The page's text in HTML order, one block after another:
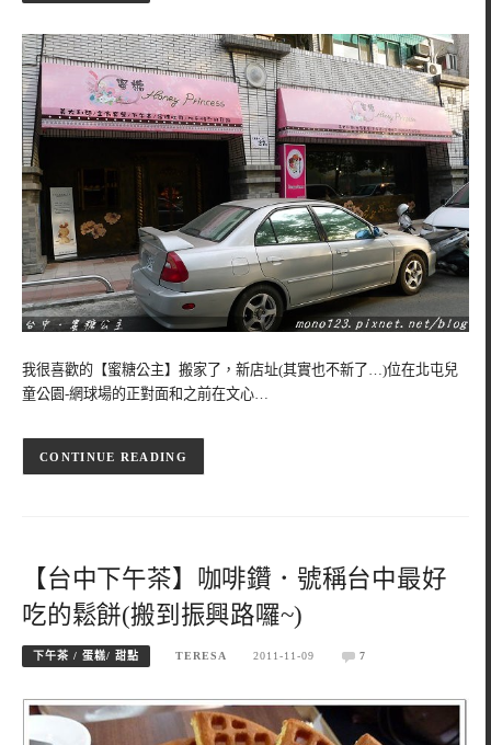
我很喜歡的【蜜糖公主】搬家了，新店址(其實也不新了…)位在北屯兒
童公園-網球場的正對面和之前在文心…
CONTINUE READING
【台中下午茶】咖啡鑽．號稱台中最好
吃的鬆餅(搬到振興路囉~)
下午茶 / 蛋糕/ 甜點 TERESA 2011-11-09 7